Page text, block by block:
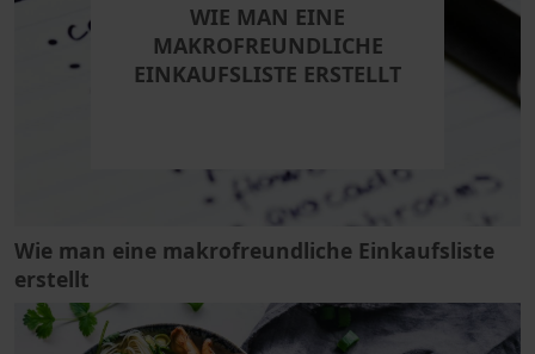
WIE MAN EINE
MAKROFREUNDLICHE
EINKAUFSLISTE ERSTELLT
Wie man eine makrofreundliche Einkaufsliste
erstellt